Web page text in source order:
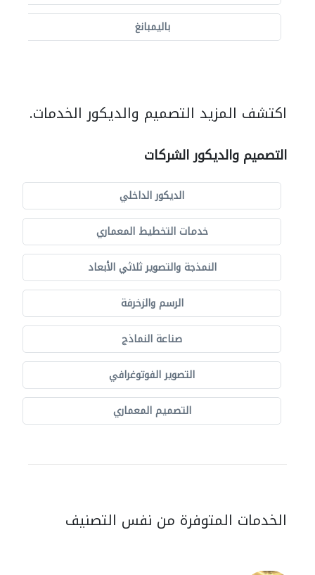
باليمبانغ
اكتشف المزيد التصميم والديكور الخدمات.
التصميم والديكور الشركات
الديكور الداخلي
خدمات التخطيط المعماري
النمذجة والتصوير ثلاثي الأبعاد
الرسم والزخرفة
صناعة النماذج
التصوير الفوتوغرافي
التصميم المعماري
الخدمات المتوفرة من نفس التصنيف